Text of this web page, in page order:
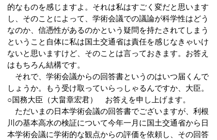
的なものを感じますよ。それは私はすごく変だと思います
し、そのことによって、学術会議での議論が科学性はどう
なのか、信憑性があるのかという疑問を持たされてしまう
ということ自体に私は国土交通省は責任を感じなきゃいけ
ないと思いますけど、そのことは言っておきます。お答え
はもちろん結構です。
それで、学術会議からの回答書というのはいつ届くんで
しょうか。もう受け取っていらっしゃるんですか、大臣。
○国務大臣（大畠章宏君） お答えを申し上げます。
ただいまの日本学術会議の回答書でございますが、利根
川の基本高水の検証について今年一月に国土交通省から日
本学術会議に学術的な観点からの評価を依頼し、その回答